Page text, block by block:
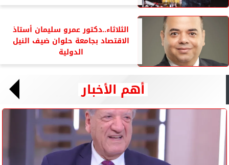
الثلاثاء..دكتور عمرو سليمان أستاذ
الاقتصاد بجامعة حلوان ضيف النيل
الدولية
أهم الأخبار